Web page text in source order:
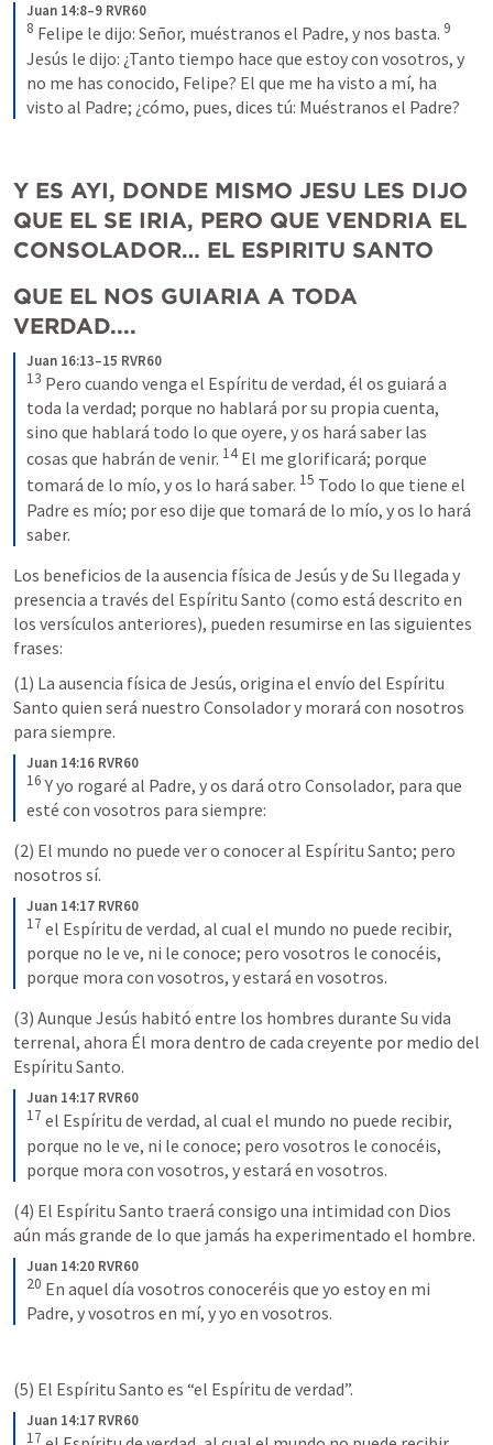
Juan 14:8–9 RVR60
8 Felipe le dijo: Señor, muéstranos el Padre, y nos basta. 9
Jesús le dijo: ¿Tanto tiempo hace que estoy con vosotros, y
no me has conocido, Felipe? El que me ha visto a mí, ha
visto al Padre; ¿cómo, pues, dices tú: Muéstranos el Padre?
Y ES AYI, DONDE MISMO JESU LES DIJO
QUE EL SE IRIA, PERO QUE VENDRIA EL
CONSOLADOR… EL ESPIRITU SANTO
QUE EL NOS GUIARIA A TODA
VERDAD....
Juan 16:13–15 RVR60
13 Pero cuando venga el Espíritu de verdad, él os guiará a
toda la verdad; porque no hablará por su propia cuenta,
sino que hablará todo lo que oyere, y os hará saber las
cosas que habrán de venir. 14 El me glorificará; porque
tomará de lo mío, y os lo hará saber. 15 Todo lo que tiene el
Padre es mío; por eso dije que tomará de lo mío, y os lo hará
saber.
Los beneficios de la ausencia física de Jesús y de Su llegada y
presencia a través del Espíritu Santo (como está descrito en
los versículos anteriores), pueden resumirse en las siguientes
frases:
(1) La ausencia física de Jesús, origina el envío del Espíritu
Santo quien será nuestro Consolador y morará con nosotros
para siempre.
Juan 14:16 RVR60
16 Y yo rogaré al Padre, y os dará otro Consolador, para que
esté con vosotros para siempre:
(2) El mundo no puede ver o conocer al Espíritu Santo; pero
nosotros sí.
Juan 14:17 RVR60
17 el Espíritu de verdad, al cual el mundo no puede recibir,
porque no le ve, ni le conoce; pero vosotros le conocéis,
porque mora con vosotros, y estará en vosotros.
(3) Aunque Jesús habitó entre los hombres durante Su vida
terrenal, ahora Él mora dentro de cada creyente por medio del
Espíritu Santo.
Juan 14:17 RVR60
17 el Espíritu de verdad, al cual el mundo no puede recibir,
porque no le ve, ni le conoce; pero vosotros le conocéis,
porque mora con vosotros, y estará en vosotros.
(4) El Espíritu Santo traerá consigo una intimidad con Dios
aún más grande de lo que jamás ha experimentado el hombre.
Juan 14:20 RVR60
20 En aquel día vosotros conoceréis que yo estoy en mi
Padre, y vosotros en mí, y yo en vosotros.
(5) El Espíritu Santo es “el Espíritu de verdad”.
Juan 14:17 RVR60
17